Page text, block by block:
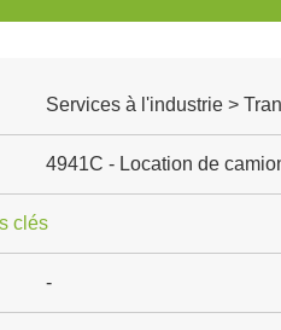
Services à l'industrie >
4941C - Location de
clés
-